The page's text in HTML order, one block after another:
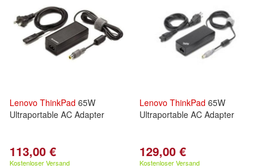
Lenovo ThinkPad 65W
Ultraportable AC Adapter
113,00 €
Kostenloser Versand
Lenovo ThinkPad 65W
Ultraportable AC Adapter
129,00 €
Kostenloser Versand